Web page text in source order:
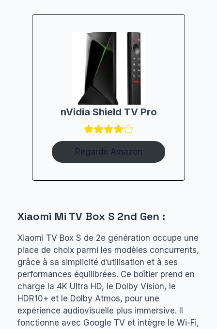
nVidia Shield TV Pro
Regarde Amazon
Xiaomi Mi TV Box S 2nd Gen :
Xiaomi TV Box S de 2e génération occupe une
place de choix parmi les modèles concurrents,
grâce à sa simplicité d’utilisation et à ses
performances équilibrées. Ce boîtier prend en
charge la 4K Ultra HD, le Dolby Vision, le
HDR10+ et le Dolby Atmos, pour une
expérience audiovisuelle plus immersive. Il
fonctionne avec Google TV et intègre le Wi-Fi,